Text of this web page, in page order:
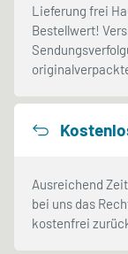
Lieferung frei
Bestellwert!
Ausreichend
bei uns das
kostenfrei